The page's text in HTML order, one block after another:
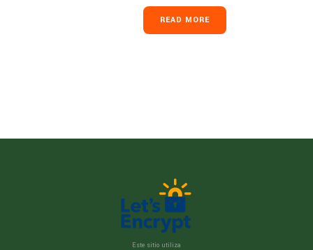
READ MORE
Este sitio utiliza